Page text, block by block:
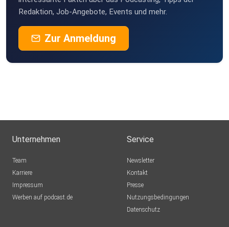
Redaktion, Job-Angebote, Events und mehr.
Zur Anmeldung
Unternehmen
Team
Karriere
Impressum
Werben auf podcast.de
Service
Newsletter
Kontakt
Presse
Nutzungsbedingungen
Datenschutz